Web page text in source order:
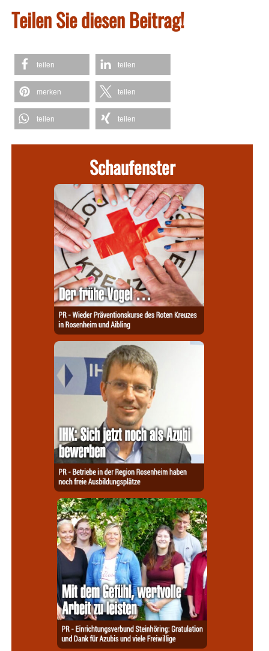
Teilen Sie diesen Beitrag!
teilen teilen
merken teilen
teilen teilen
Schaufenster